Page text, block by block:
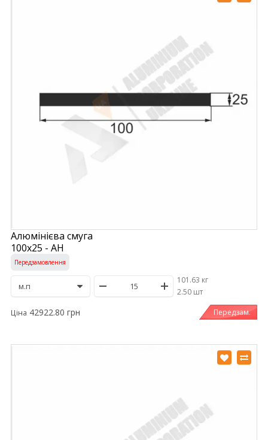
Алюмінієва смуга
100х25 - АН
Передзамовлення
101.63 кг
/2.50 шт
Ціна 42922.80 грн Передзам.